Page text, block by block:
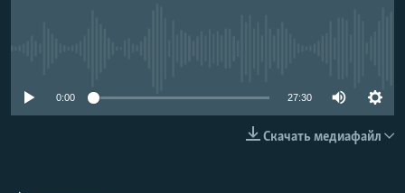
СОЦИАЛЬНЫЕ СЕТИ
0:00 27:30
Скачать медиафайл